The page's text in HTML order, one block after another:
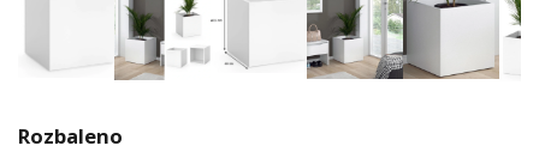
Rozbaleno